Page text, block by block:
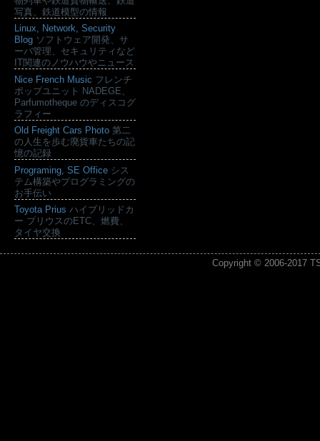
写真、鉄道模型の情報
Linux, Network, Security
Blog ソフトウェア開発、サ
ーバ管理、セキュリティなど
IT関連のノウハウやニュース
Nice French Music フレンチ
ポップユニット NADEGE、
Parfumotheque のディスコグ
ラフィー
Old Freight Cars Photo 第二
の人生を歩む廃貨車たちの記
憶の記録
Programing, SE Office シス
テム構築やプログラミングの
お手伝い
Toyota Prius ハイブリッドカ
ー プリウスのETC、燃費、
タイヤ交換
Copyright © 2006-2017